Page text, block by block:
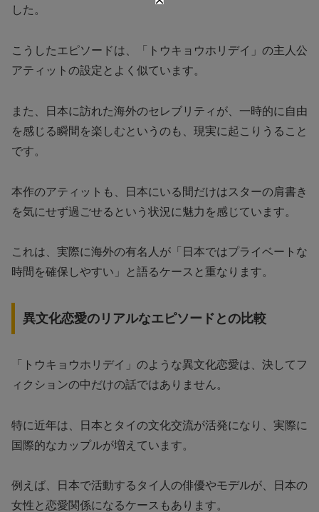
した。
こうしたエピソードは、「トウキョウホリデイ」の主人公
アティットの設定とよく似ています。
また、日本に訪れた海外のセレブリティが、一時的に自由
を感じる瞬間を楽しむというのも、現実に起こりうること
です。
本作のアティットも、日本にいる間だけはスターの肩書き
を気にせず過ごせるという状況に魅力を感じています。
これは、実際に海外の有名人が「日本ではプライベートな
時間を確保しやすい」と語るケースと重なります。
異文化恋愛のリアルなエピソードとの比較
「トウキョウホリデイ」のような異文化恋愛は、決してフ
ィクションの中だけの話ではありません。
特に近年は、日本とタイの文化交流が活発になり、実際に
国際的なカップルが増えています。
例えば、日本で活動するタイ人の俳優やモデルが、日本の
女性と恋愛関係になるケースもあります。